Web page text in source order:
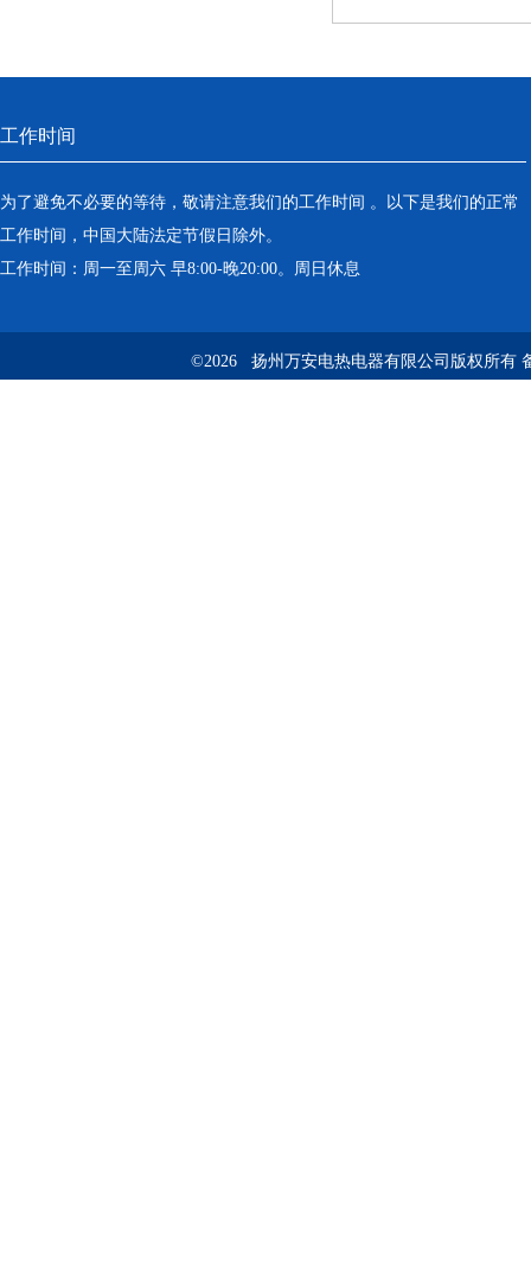
工作时间
为了避免不必要的等待，敬请注意我们的工作时间 。以下是我们的正常
工作时间，中国大陆法定节假日除外。
工作时间：周一至周六 早8:00-晚20:00。周日休息
©2026 扬州万安电热电器有限公司版权所有